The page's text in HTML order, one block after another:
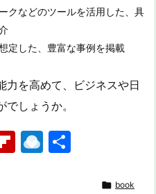
クなどのツールを活用した、具
定した、豊富な事例を掲載
力を高めて、ビジネスや日
しょうか。
Fl R
 book